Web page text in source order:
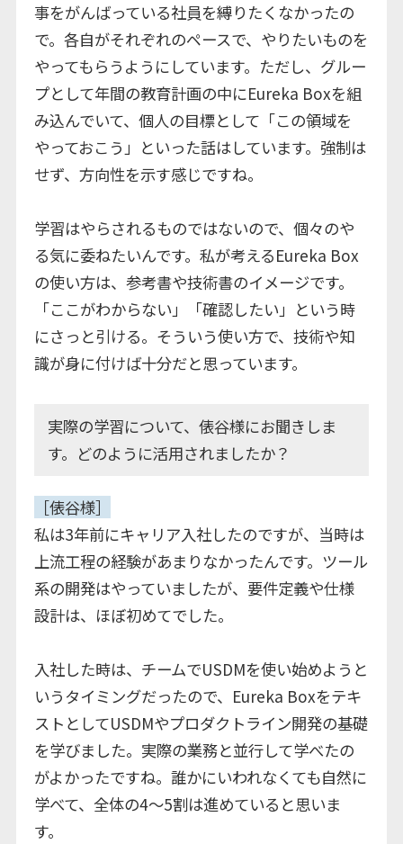
事をがんばっている社員を縛りたくなかったの
で。各自がそれぞれのペースで、やりたいものを
やってもらうようにしています。ただし、グルー
プとして年間の教育計画の中にEureka Boxを組
み込んでいて、個人の目標として「この領域を
やっておこう」といった話はしています。強制は
せず、方向性を示す感じですね。
学習はやらされるものではないので、個々のや
る気に委ねたいんです。私が考えるEureka Box
の使い方は、参考書や技術書のイメージです。
「ここがわからない」「確認したい」という時
にさっと引ける。そういう使い方で、技術や知
識が身に付けば十分だと思っています。
実際の学習について、俵谷様にお聞きしま
す。どのように活用されましたか？
［俵谷様］
私は3年前にキャリア入社したのですが、当時は
上流工程の経験があまりなかったんです。ツール
系の開発はやっていましたが、要件定義や仕様
設計は、ほぼ初めてでした。
入社した時は、チームでUSDMを使い始めようと
いうタイミングだったので、Eureka Boxをテキ
ストとしてUSDMやプロダクトライン開発の基礎
を学びました。実際の業務と並行して学べたの
がよかったですね。誰かにいわれなくても自然に
学べて、全体の4〜5割は進めていると思いま
す。